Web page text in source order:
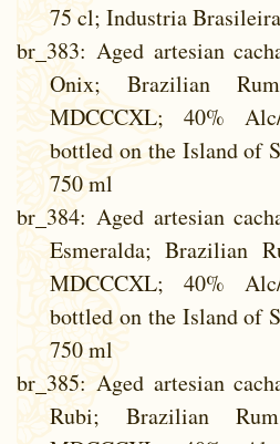
75 cl; Industria
br_383: Aged artesian
Onix; Brazilian
MDCCCXL; 40%
bottled on the Island of
750 ml
br_384: Aged artesian
Esmeralda; Brazilian
MDCCCXL; 40%
bottled on the Island of
750 ml
br_385: Aged artesian
Rubi; Brazilian